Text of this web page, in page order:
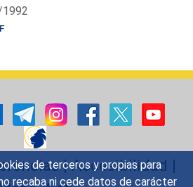
de terceros y propias para
recaba ni cede datos de carácter
|Accesibilidad |